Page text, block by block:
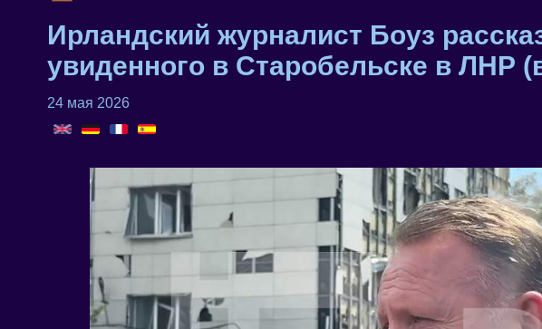
Ирландский журналист Боуз
увиденного в Старобельске в ЛНР
24 мая 2026